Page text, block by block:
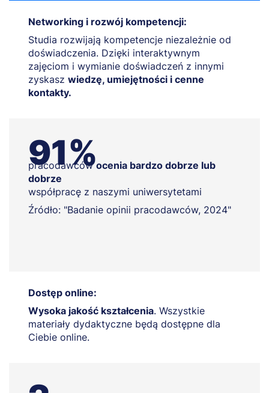
Networking i rozwój kompetencji:
Studia rozwijają kompetencje niezależnie od
doświadczenia. Dzięki interaktywnym
zajęciom i wymianie doświadczeń z innymi
zyskasz wiedzę, umiejętności i cenne
kontakty.
91%
pracodawcówocenia bardzo dobrze lub
dobrze
współpracę z naszymi uniwersytetami
Źródło: "Badanie opinii pracodawców, 2024"
Dostęp online:
Wysoka jakość kształcenia. Wszystkie
materiały dydaktyczne będą dostępne dla
Ciebie online.